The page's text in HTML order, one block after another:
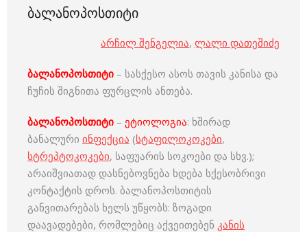
ბალანოპოსთიტი
არჩილ შენგელია, ლალი დათეშიძე
ბალანოპოსთიტი – სასქესო ასოს თავის კანისა და
ჩუჩის შიგნითა ფურცლის ანთება.
ბალანოპოსთიტი – ეტიოლოგია: ხშირად
ბანალური ინფექცია (სტაფილოკოკები,
სტრეპტოკოკები, საფუარის სოკოები და სხვ.);
არაიშვიათად დასნებოვნება ხდება სქესობრივი
კონტაქტის დროს. ბალანოპოსთიტის
განვითარებას ხელს უწყობს: ზოგადი
დაავადებები, რომლებიც აქვეითებენ კანის